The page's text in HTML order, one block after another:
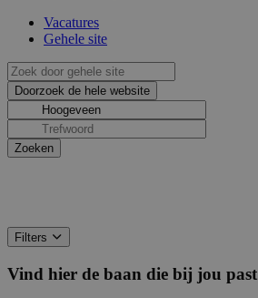
Vacatures
Gehele site
Filters
Vind hier de baan die bij jou past